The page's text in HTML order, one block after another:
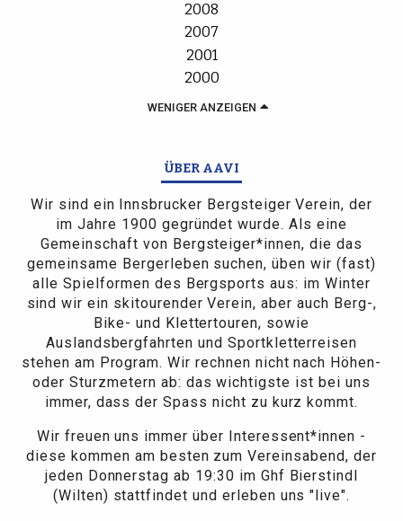
2008
2007
2001
2000
WENIGER ANZEIGEN
ÜBER AAVI
Wir sind ein Innsbrucker Bergsteiger Verein, der
im Jahre 1900 gegründet wurde. Als eine
Gemeinschaft von Bergsteiger*innen, die das
gemeinsame Bergerleben suchen, üben wir (fast)
alle Spielformen des Bergsports aus: im Winter
sind wir ein skitourender Verein, aber auch Berg-,
Bike- und Klettertouren, sowie
Auslandsbergfahrten und Sportkletterreisen
stehen am Program. Wir rechnen nicht nach Höhen-
oder Sturzmetern ab: das wichtigste ist bei uns
immer, dass der Spass nicht zu kurz kommt.
Wir freuen uns immer über Interessent*innen -
diese kommen am besten zum Vereinsabend, der
jeden Donnerstag ab 19:30 im Ghf Bierstindl
(Wilten) stattfindet und erleben uns "live".